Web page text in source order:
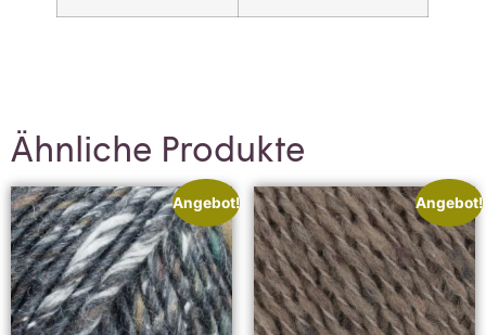
Ähnliche Produkte
Angebot! Angebot!